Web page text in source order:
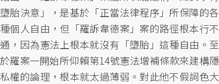
墮胎決意」，是基於「正當法律程序」所保障的各
種個人自由，但「羅訴韋德案」案的路徑根本行不
通，因為憲法上根本就沒有「墮胎」這種自由。至
於羅案一開始所仰賴第14號憲法增補條款來建構隱
私權的論理，根本就太過薄弱。對此他不假詞色大